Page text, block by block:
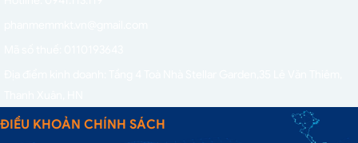
ĐIỀU KHOẢN CHÍNH SÁCH